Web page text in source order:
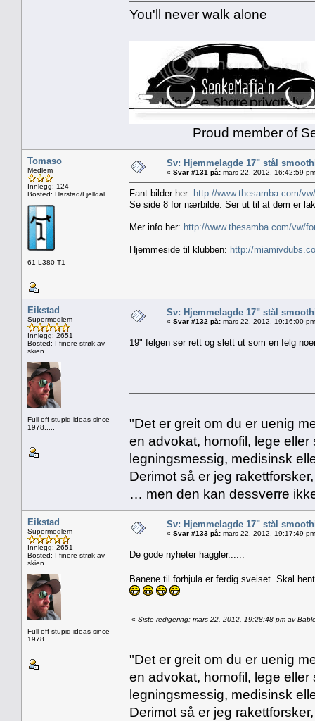
You'll never walk alone
Proud member of
Tomaso
Medlem
Innlegg: 124
Bosted: Harstad/Fjelldal
61 L380 T1
Sv: Hjemmelagde 17" stål
« Svar #131 på: mars 22, 2012, 16:42:59
Fant bilder her: http://www.thesamba.com/
Se side 8 for nærbilde. Ser ut til at dem er
Mer info her: http://www.thesamba.com/vw/
Hjemmeside til klubben: http://
Eikstad
Supermedlem
Innlegg: 2651
Bosted: I finere strøk av
skien.
Full off stupid ideas since
1978.....
Sv: Hjemmelagde 17" stål
« Svar #132 på: mars 22, 2012, 19:16:00
19" felgen ser rett og slett ut som en felg
"Det er greit om du er uenig
en advokat, homofil, lege
legningsmessig, medisinsk
Derimot så er jeg
… men den kan dessverre
Eikstad
Supermedlem
Innlegg: 2651
Bosted: I finere strøk av
skien.
Full off stupid ideas since
1978.....
Sv: Hjemmelagde 17" stål
« Svar #133 på: mars 22, 2012, 19:17:49
De gode nyheter haggler......
Banene til forhjula er ferdig sveiset. Skal
« Siste redigering: mars 22, 2012, 19:28:48 pm av
"Det er greit om du er uenig
en advokat, homofil, lege
legningsmessig, medisinsk
Derimot så er jeg